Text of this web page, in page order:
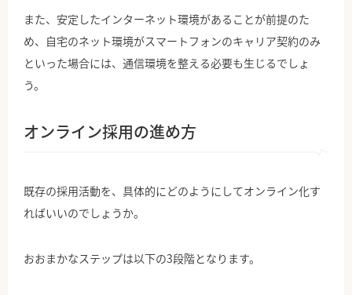
また、安定したインターネット環境があることが前提のた
め、自宅のネット環境がスマートフォンのキャリア契約のみ
といった場合には、通信環境を整える必要も生じるでしょ
う。
オンライン採用の進め方
既存の採用活動を、具体的にどのようにしてオンライン化す
ればいいのでしょうか。
おおまかなステップは以下の3段階となります。